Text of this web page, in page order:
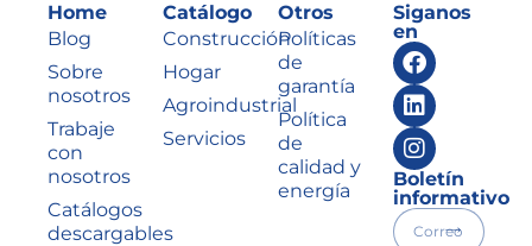
Home
Blog
Sobre
nosotros
Trabaje
con
nosotros
Catálogos
descargables
Catálogo
Construcción
Hogar
Agroindustrial
Servicios
Otros
Políticas
de
garantía
Política
de
calidad y
energía
Siganos
en
Boletín
informativo